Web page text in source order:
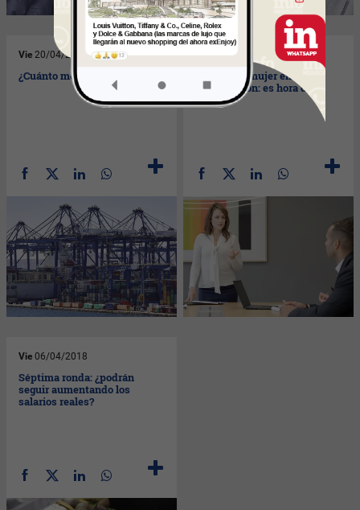
Vie 20/04/2018
¿Cuánto me va a salir?
Vie13/04/2018
El rol de la mujer en la
organización: es hora de
hablar
Vie 06/04/2018
Séptima ronda: ¿podrán
seguir aumentando los
salarios reales?